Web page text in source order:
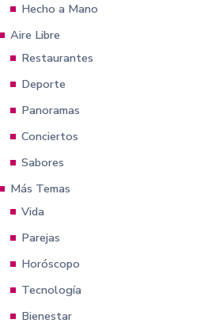
Hecho a Mano
Aire Libre
Restaurantes
Deporte
Panoramas
Conciertos
Sabores
Más Temas
Vida
Parejas
Horóscopo
Tecnología
Bienestar